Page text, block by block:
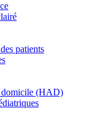
patients
domicile (HAD)